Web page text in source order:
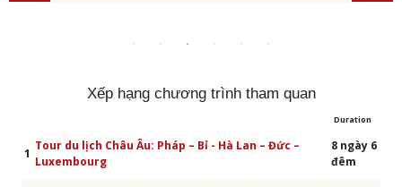
Xếp hạng chương trình tham quan
Duration
1
Tour du lịch Châu Âu: Pháp – Bỉ - Hà Lan – Đức –
Luxembourg
8 ngày 6
đêm